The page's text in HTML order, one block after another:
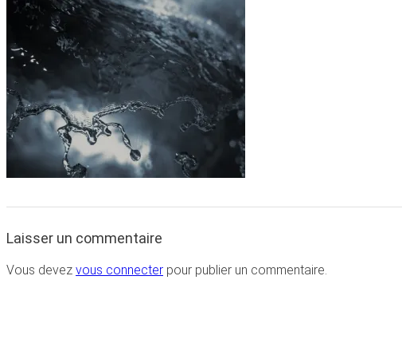
Laisser un commentaire
Vous devez vous connecter pour publier un commentaire.